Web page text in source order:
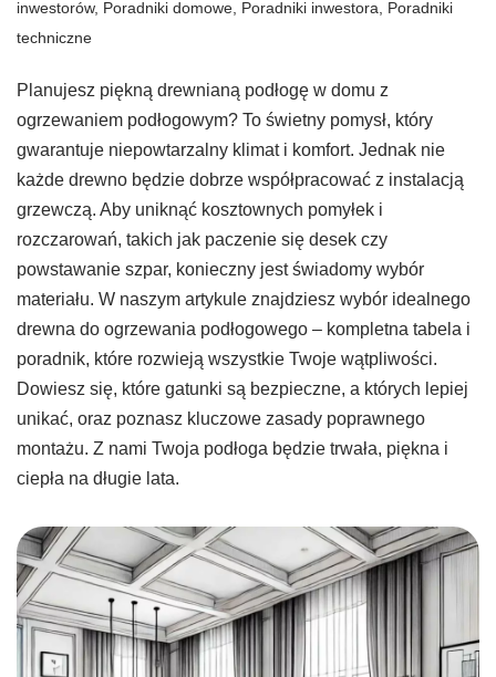
inwestorów, Poradniki domowe Poradniki inwestora
Poradniki
techniczne
Planujesz piękną drewnianą podłogę w domu z
ogrzewaniem podłogowym? To świetny pomysł, który
gwarantuje niepowtarzalny klimat i komfort. Jednak nie
każde drewno będzie dobrze współpracować z instalacją
grzewczą. Aby uniknąć kosztownych pomyłek i
rozczarowań, takich jak paczenie się desek czy
powstawanie szpar, konieczny jest świadomy wybór
materiału. W naszym artykule znajdziesz wybór idealnego
drewna do ogrzewania podłogowego – kompletna tabela i
poradnik, które rozwieją wszystkie Twoje wątpliwości.
Dowiesz się, które gatunki są bezpieczne, a których lepiej
unikać, oraz poznasz kluczowe zasady poprawnego
montażu. Z nami Twoja podłoga będzie trwała, piękna i
ciepła na długie lata.